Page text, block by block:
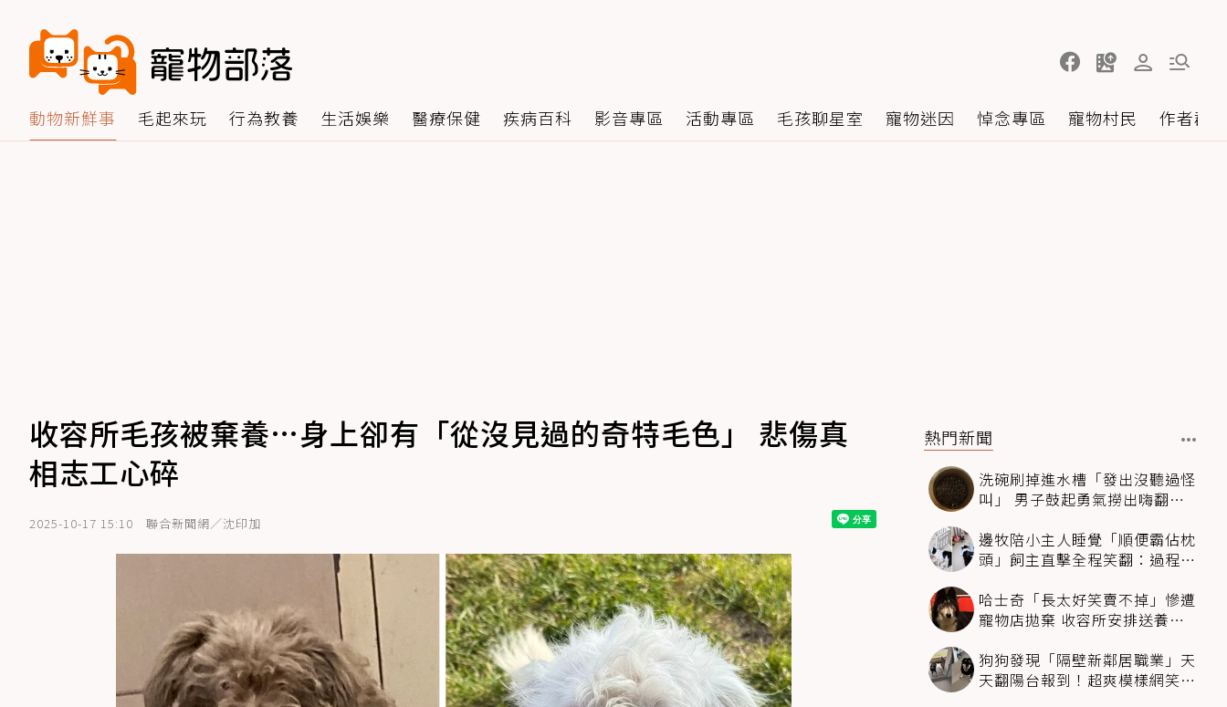
動物新鮮事 毛起來玩 行為教養 生活娛樂 醫療保健 疾病百科 影音專區 活動專區 毛孩聊星室 寵物迷因 悼念專區 寵物村民 作者群
收容所毛孩被棄養…身上卻有「從沒見過的奇特毛色」 悲傷真
相志工心碎
2025-10-17 15:10 聯合新聞網／沈印加
熱門新聞
洗碗刷掉進水槽「發出沒聽過怪
叫」 男子鼓起勇氣撈出嗨翻：
邊牧陪小主人睡覺「順便霸佔枕
頭」飼主直擊全程笑翻：過程絲
哈士奇「長太好笑賣不掉」慘遭
寵物店拋棄 收容所安排送養活
狗狗發現「隔壁新鄰居職業」天
天翻陽台報到！超爽模樣網笑